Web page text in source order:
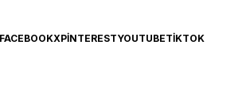
FACEBOOKXPINTERESTYOUTUBETIKTOK